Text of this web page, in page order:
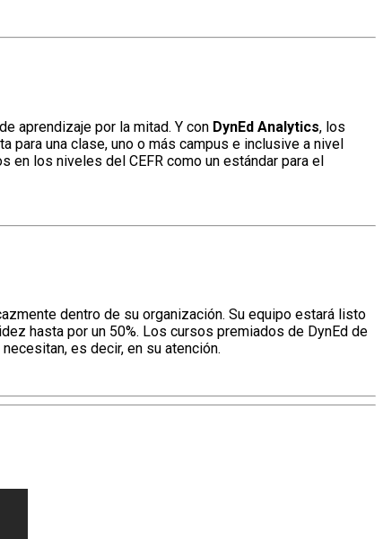
aprendizaje por la mitad. Y con DynEd Analytics, los
para una clase, uno o más campus e inclusive a nivel
en los niveles del CEFR como un estándar para el
dentro de su organización. Su equipo estará listo
hasta por un 50%. Los cursos premiados de DynEd de
es decir, en su atención.